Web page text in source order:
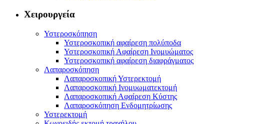
Χειρουργεία
Υστεροσκόπηση
Υστεροσκοπική αφαίρεση πολύποδα
Υστεροσκοπική Αφαίρεση Ινομυώματος
Υστεροσκοπική αφαίρεση διαφράγματος
Λαπαροσκόπηση
Λαπαροσκοπική Υστερεκτομή
Λαπαροσκοπική Ινομυωματεκτομή
Λαπαροσκοπική Αφαίρεση Κύστης
Λαπαροσκόπηση Ενδομητρίωσης
Υστερεκτομή